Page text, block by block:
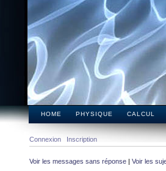
HOME PHYSIQUE CALCUL
Connexion Inscription
Voir les messages sans réponse | Voir les